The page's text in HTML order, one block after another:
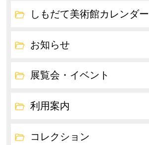
しもだて美術館カレンダー
お知らせ
展覧会・イベント
利用案内
コレクション